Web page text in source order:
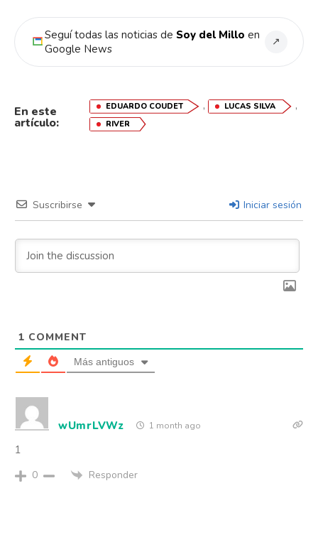
Seguí todas las noticias de Soy del Millo en
Google News
↗
En este
artículo:
EDUARDO COUDET , LUCAS SILVA ,
RIVER
Suscribirse Iniciar sesión
1 COMMENT
Más antiguos
wUmrLVWz 1 month ago
1
0 Responder
Flipboard
Reddit
Pinterest